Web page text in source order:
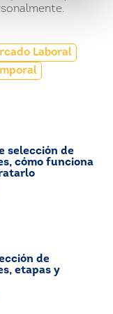
Laboral
selección de
cómo funciona
de
etapas y